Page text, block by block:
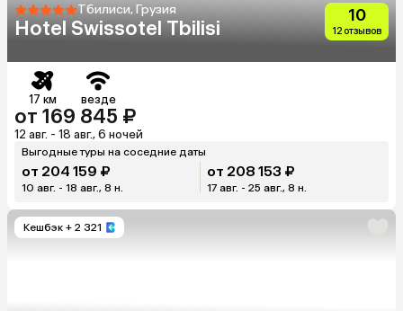
Тбилиси, Грузия
Hotel Swissotel Tbilisi
10
12 отзывов
17 км везде
от 169 845 ₽
12 авг. - 18 авг., 6 ночей
Выгодные туры на соседние даты
от 204 159 ₽
10 авг. - 18 авг., 8 н.
от 208 153 ₽
17 авг. - 25 авг., 8 н.
Кешбэк + 2 321